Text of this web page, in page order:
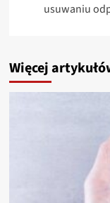
usuwaniu
Więcej